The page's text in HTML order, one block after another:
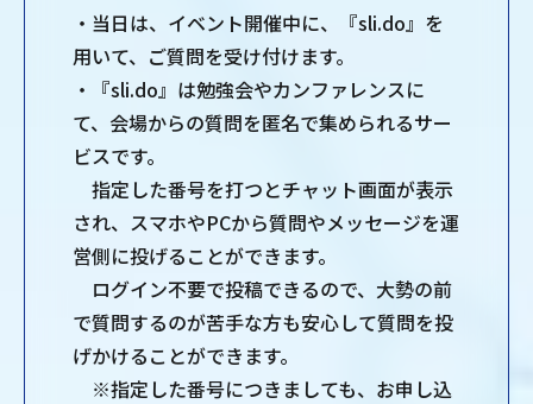
・当日は、イベント開催中に、『sli.do』を
用いて、ご質問を受け付けます。
・『sli.do』は勉強会やカンファレンスに
て、会場からの質問を匿名で集められるサー
ビスです。
指定した番号を打つとチャット画面が表示
され、スマホやPCから質問やメッセージを運
営側に投げることができます。
ログイン不要で投稿できるので、大勢の前
で質問するのが苦手な方も安心して質問を投
げかけることができます。
※指定した番号につきましても、お申し込